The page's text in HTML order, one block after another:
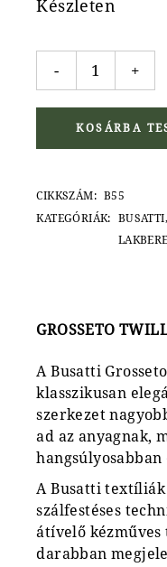
Készleten
Grosseto Twill
- +
KOSÁRBA
CIKKSZÁM: B55
KATEGÓRIÁK:
BUSATTI
GROSSETO
A Busatti
klasszikusan
szerkezet
ad az anyagnak,
A Busatti textíliák
szálfestéses
átívelő kézműves
darabban